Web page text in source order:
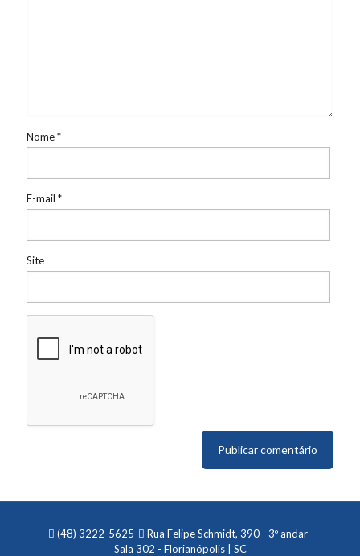
Nome*
E-mail *
Site
(48) 3222-5625
Rua Felipe Schmidt, 390 - 3º andar -
Sala 302 - Florianópolis | SC